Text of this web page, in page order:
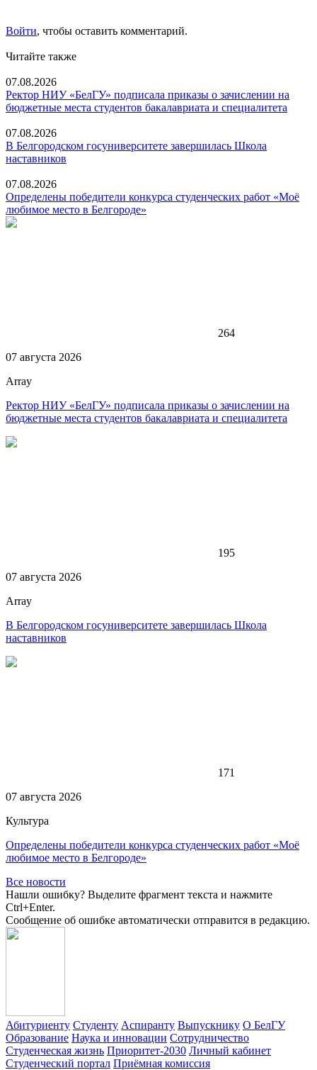
Войти, чтобы оставить комментарий.
Читайте также
07.08.2026
Ректор НИУ «БелГУ» подписала приказы о зачислении на
бюджетные места студентов бакалавриата и специалитета
07.08.2026
В Белгородском госуниверситете завершилась Школа
наставников
07.08.2026
Определены победители конкурса студенческих работ «Моё
любимое место в Белгороде»
264
07 августа 2026
Array
Ректор НИУ «БелГУ» подписала приказы о зачислении на
бюджетные места студентов бакалавриата и специалитета
195
07 августа 2026
Array
В Белгородском госуниверситете завершилась Школа
наставников
171
07 августа 2026
Культура
Определены победители конкурса студенческих работ «Моё
любимое место в Белгороде»
Все новости
Нашли ошибку? Выделите фрагмент текста и нажмите
Ctrl+Enter.
Сообщение об ошибке автоматически отправится в редакцию.
Абитуриенту Студенту Аспиранту Выпускнику О БелГУ
Образование Наука и инновации Сотрудничество
Студенческая жизнь Приоритет-2030 Личный кабинет
Студенческий портал Приёмная комиссия